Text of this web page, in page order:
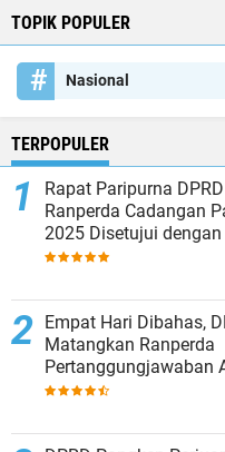
TOPIK POPULER
Nasional
TERPOPULER
Rapat Paripurna
Ranperda Cadangan
2025 Disetujui
Catatan
Empat Hari Dibahas,
Matangkan Ranperda
Pertanggungjawaban